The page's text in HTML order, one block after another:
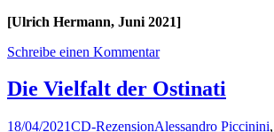
[Ulrich Hermann, Juni 2021]
Schreibe einen Kommentar
Die Vielfalt der Ostinati
18/04/2021CD-RezensionAlessandro Piccinini,